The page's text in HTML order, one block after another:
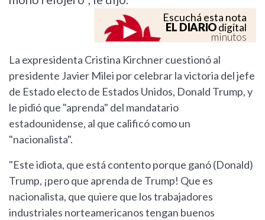
Escuchá esta nota
EL DIARIOdigital
minutos
La expresidenta Cristina Kirchner cuestionó al
presidente Javier Milei por celebrar la victoria del jefe
de Estado electo de Estados Unidos, Donald Trump, y
le pidió que "aprenda" del mandatario
estadounidense, al que calificó como un
"nacionalista".
"Este idiota, que está contento porque ganó (Donald)
Trump, ¡pero que aprenda de Trump! Que es
nacionalista, que quiere que los trabajadores
industriales norteamericanos tengan buenos